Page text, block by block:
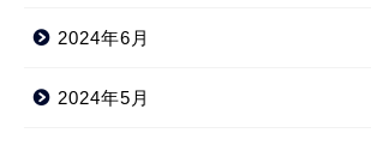
2024年6月
2024年5月